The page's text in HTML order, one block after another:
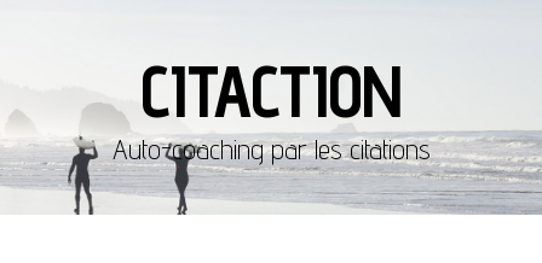
CITACTION
Auto-coaching par les citations